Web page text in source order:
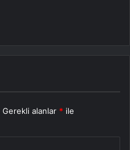
Gerekli alanlar * ile